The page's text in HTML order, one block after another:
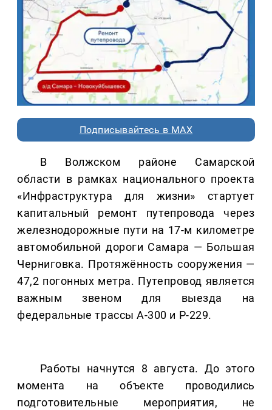
Подписывайтесь в MAX
В Волжском районе Самарской
области в рамках национального проекта
«Инфраструктура для жизни» стартует
капитальный ремонт путепровода через
железнодорожные пути на 17-м километре
автомобильной дороги Самара — Большая
Черниговка. Протяжённость сооружения —
47,2 погонных метра. Путепровод является
важным звеном для выезда на
федеральные трассы А-300 и Р-229.
Работы начнутся 8 августа. До этого
момента на объекте проводились
подготовительные мероприятия, не